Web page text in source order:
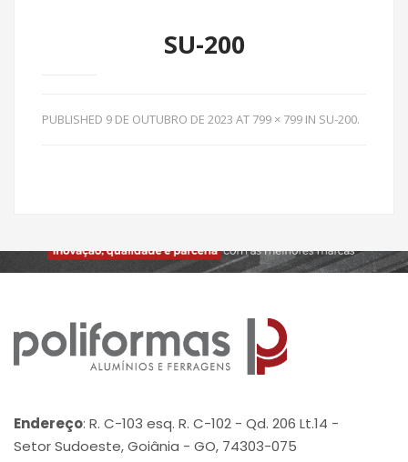
SU-200
PUBLISHED 9 DE OUTUBRO DE 2023 AT 799 × 799 IN SU-200.
Endereço: R. C-103 esq. R. C-102 - Qd. 206 Lt.14 -
Setor Sudoeste, Goiânia - GO, 74303-075